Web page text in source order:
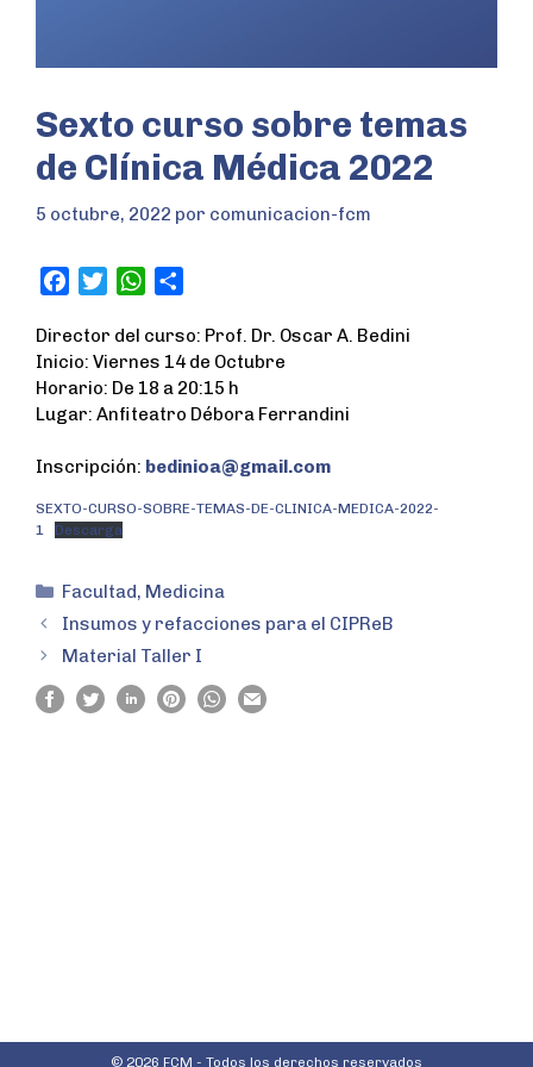
Sexto curso sobre temas
de Clínica Médica 2022
5 octubre, 2022 por comunicacion-fcm
c
e
b
o
k
i
t
t
e
W
a
t
s
A
p
a
r
e
Director del curso: Prof. Dr. Oscar A. Bedini
Inicio: Viernes 14 de Octubre
Horario: De 18 a 20:15 h
Lugar: Anfiteatro Débora Ferrandini
Inscripción: bedinioa@gmail.com
SEXTO-CURSO-SOBRE-TEMAS-DE-CLINICA-MEDICA-2022-
1
Descarga
Facultad, Medicina
Insumos y refacciones para el CIPReB
Material Taller I
© 2026 FCM - Todos los derechos reservados